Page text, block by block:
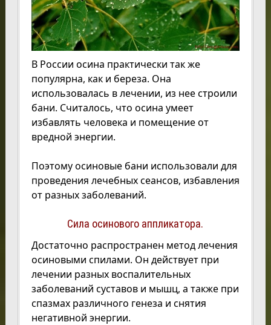
В России осина практически так же
популярна, как и береза. Она
использовалась в лечении, из нее строили
бани. Считалось, что осина умеет
избавлять человека и помещение от
вредной энергии.
Поэтому осиновые бани использовали для
проведения лечебных сеансов, избавления
от разных заболеваний.
Сила осинового аппликатора.
Достаточно распространен метод лечения
осиновыми спилами. Он действует при
лечении разных воспалительных
заболеваний суставов и мышц, а также при
спазмах различного генеза и снятия
негативной энергии.